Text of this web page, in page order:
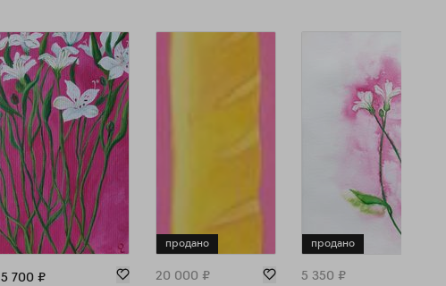
5 700 ₽
продано
20 000 ₽
продано
5 350 ₽